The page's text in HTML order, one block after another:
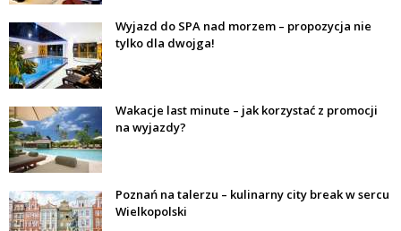
Wyjazd do SPA nad morzem – propozycja nie
tylko dla dwojga!
Wakacje last minute – jak korzystać z promocji
na wyjazdy?
Poznań na talerzu – kulinarny city break w sercu
Wielkopolski